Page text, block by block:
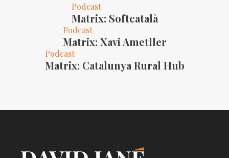
Podcast
Matrix: Softcatalà
Podcast
Matrix: Xavi Ametller
Podcast
Matrix: Catalunya Rural Hub